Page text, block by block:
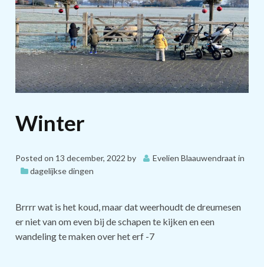
Winter
Posted on 13 december, 2022 by Evelien Blaauwendraat in
dagelijkse dingen
Brrrr wat is het koud, maar dat weerhoudt de dreumesen
er niet van om even bij de schapen te kijken en een
wandeling te maken over het erf -7